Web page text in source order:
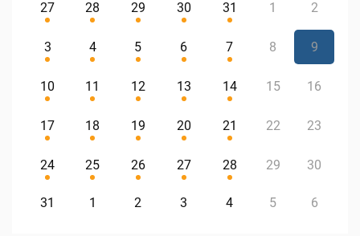
27 28 29 30 31 1 2
3 4 5 6 7 8 9
10 11 12 13 14 15 16
17 18 19 20 21 22 23
24 25 26 27 28 29 30
31 1 2 3 4 5 6